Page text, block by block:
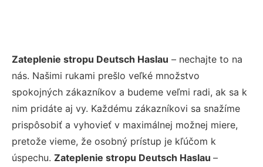
Zateplenie stropu Deutsch Haslau – nechajte to na
nás. Našimi rukami prešlo veľké množstvo
spokojných zákazníkov a budeme veľmi radi, ak sa k
nim pridáte aj vy. Každému zákazníkovi sa snažíme
prispôsobiť a vyhovieť v maximálnej možnej miere,
pretože vieme, že osobný prístup je kľúčom k
úspechu. Zateplenie stropu Deutsch Haslau –